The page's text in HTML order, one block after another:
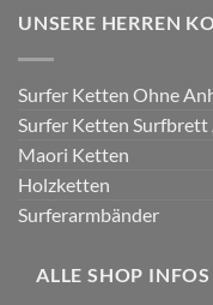
UNSERE HERREN
Surfer Ketten Ohne
Surfer Ketten Surfbrett
Maori Ketten
Holzketten
Surferarmbänder
ALLE SHOP INFOS